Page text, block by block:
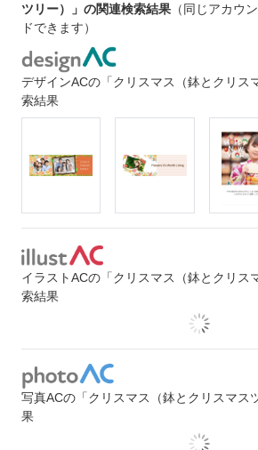
ツリー）」の関連検索結果 （同じアカウ
ドできます）
デザインACの「クリスマス（鉢とクリス
索結果
イラストACの「クリスマス（鉢とクリス
索結果
写真ACの「クリスマス（鉢とクリスマス
果